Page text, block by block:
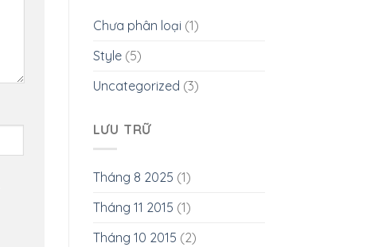
Chưa phân loại (1)
Style(5)
Uncategorized (3)
LƯU TRỮ
Tháng 8 2025 (1)
Tháng 11 2015 (1)
Tháng 10 2015 (2)